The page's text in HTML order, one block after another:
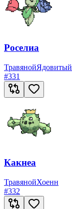
Роселиа
ТравянойЯдовитый
#331
Какнеа
ТравянойХоенн
#332